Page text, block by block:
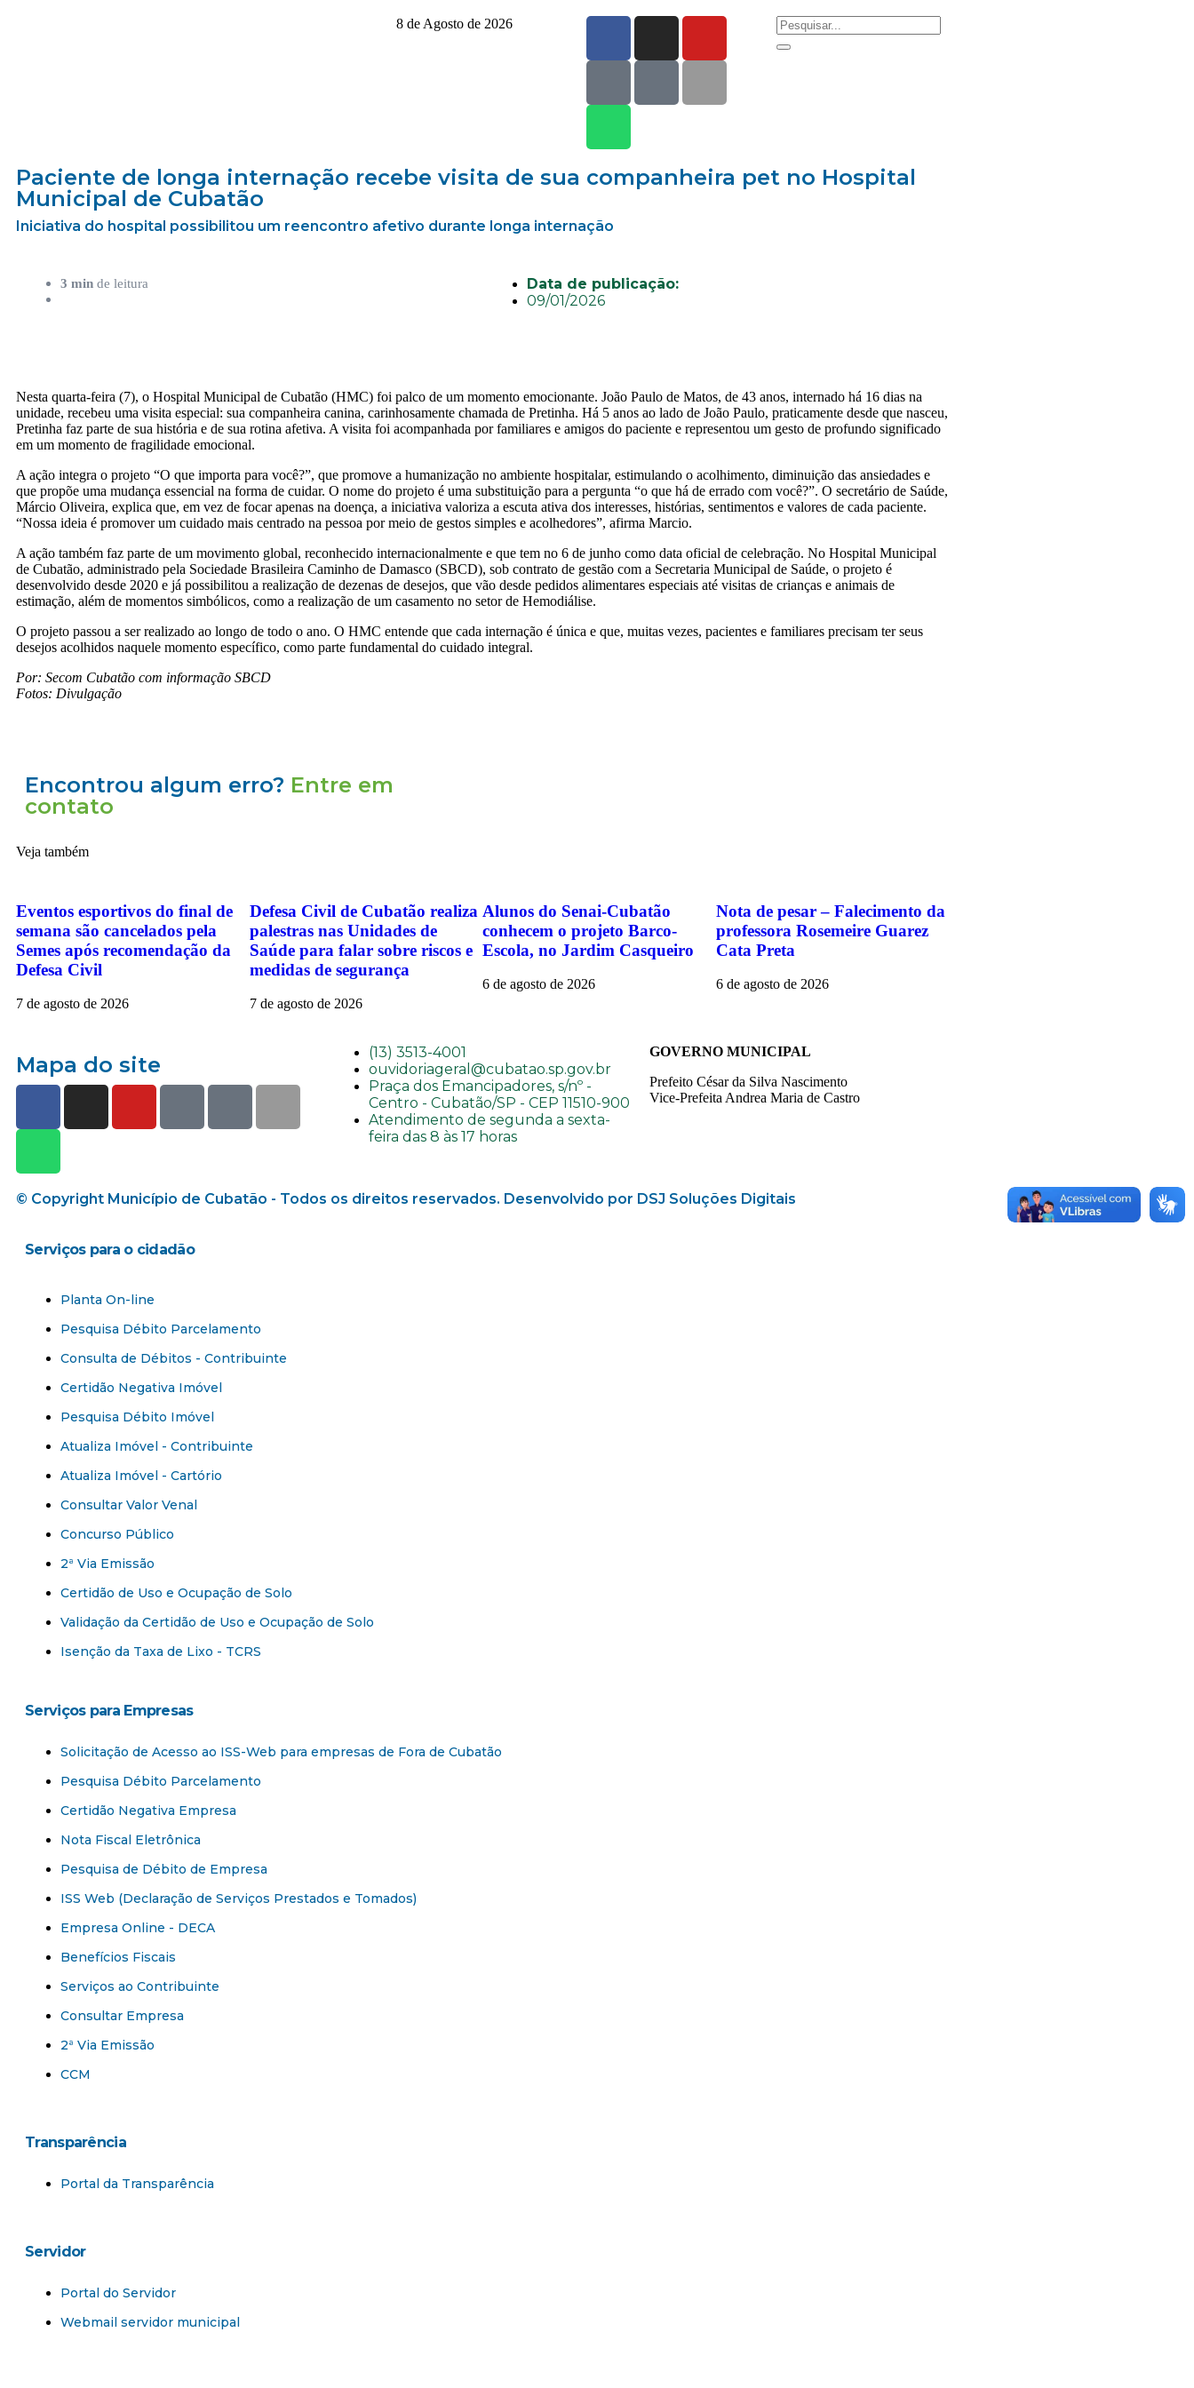
8 de Agosto de 2026
Paciente de longa internação recebe visita de sua companheira pet no Hospital
Municipal de Cubatão
Iniciativa do hospital possibilitou um reencontro afetivo durante longa internação
3 min de leitura
Data de publicação:
09/01/2026
Nesta quarta-feira (7), o Hospital Municipal de Cubatão (HMC) foi palco de um momento emocionante. João Paulo de Matos, de 43 anos, internado há 16 dias na
unidade, recebeu uma visita especial: sua companheira canina, carinhosamente chamada de Pretinha. Há 5 anos ao lado de João Paulo, praticamente desde que nasceu,
Pretinha faz parte de sua história e de sua rotina afetiva. A visita foi acompanhada por familiares e amigos do paciente e representou um gesto de profundo significado
em um momento de fragilidade emocional.
A ação integra o projeto “O que importa para você?”, que promove a humanização no ambiente hospitalar, estimulando o acolhimento, diminuição das ansiedades e
que propõe uma mudança essencial na forma de cuidar. O nome do projeto é uma substituição para a pergunta “o que há de errado com você?”. O secretário de Saúde,
Márcio Oliveira, explica que, em vez de focar apenas na doença, a iniciativa valoriza a escuta ativa dos interesses, histórias, sentimentos e valores de cada paciente.
“Nossa ideia é promover um cuidado mais centrado na pessoa por meio de gestos simples e acolhedores”, afirma Marcio.
A ação também faz parte de um movimento global, reconhecido internacionalmente e que tem no 6 de junho como data oficial de celebração. No Hospital Municipal
de Cubatão, administrado pela Sociedade Brasileira Caminho de Damasco (SBCD), sob contrato de gestão com a Secretaria Municipal de Saúde, o projeto é
desenvolvido desde 2020 e já possibilitou a realização de dezenas de desejos, que vão desde pedidos alimentares especiais até visitas de crianças e animais de
estimação, além de momentos simbólicos, como a realização de um casamento no setor de Hemodiálise.
O projeto passou a ser realizado ao longo de todo o ano. O HMC entende que cada internação é única e que, muitas vezes, pacientes e familiares precisam terseus
desejos acolhidos naquele momento específico, como parte fundamental do cuidado integral.
Por: Secom Cubatão com informação SBCD
Fotos: Divulgação
Encontrou algum erro? Entre em
contato
Veja também
Eventos esportivos do final de
semana são cancelados pela
Semes após recomendação da
Defesa Civil
7 de agosto de 2026
Defesa Civil de Cubatão realiza
palestras nas Unidades de
Saúde para falar sobre riscos e
medidas de segurança
7 de agosto de 2026
Alunos do Senai-Cubatão
conhecem o projeto Barco-
Escola, no Jardim Casqueiro
6 de agosto de 2026
Nota de pesar – Falecimento da
professora Rosemeire Guarez
Cata Preta
6 de agosto de 2026
Mapa do site
(13) 3513-4001
ouvidoriageral@cubatao.sp.gov.br
Praça dos Emancipadores, s/nº -
Centro - Cubatão/SP - CEP 11510-900
Atendimento de segunda a sexta-
feira das 8 às 17 horas
GOVERNO MUNICIPAL
Prefeito César da Silva Nascimento
Vice-Prefeita Andrea Maria de Castro
© Copyright Município de Cubatão - Todos os direitos reservados. Desenvolvido por DSJ Soluções Digitais
Serviços para o cidadão​
Planta On-line
Pesquisa Débito Parcelamento
Consulta de Débitos - Contribuinte
Certidão Negativa Imóvel
Pesquisa Débito Imóvel
Atualiza Imóvel - Contribuinte
Atualiza Imóvel - Cartório
Consultar Valor Venal
Concurso Público
2ª Via Emissão
Certidão de Uso e Ocupação de Solo
Validação da Certidão de Uso e Ocupação de Solo
Isenção da Taxa de Lixo - TCRS
Serviços para Empresas​
Solicitação de Acesso ao ISS-Web para empresas de Fora de Cubatão
Pesquisa Débito Parcelamento
Certidão Negativa Empresa
Nota Fiscal Eletrônica
Pesquisa de Débito de Empresa
ISS Web (Declaração de Serviços Prestados e Tomados)
Empresa Online - DECA
Benefícios Fiscais
Serviços ao Contribuinte
Consultar Empresa
2ª Via Emissão
CCM
Transparência
Portal da Transparência​
Servidor
Portal do Servidor
Webmail servidor municipal​